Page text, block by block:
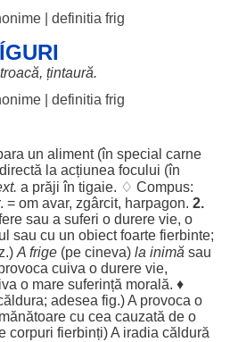
| definitia frig
, țintaură.
| definitia frig
un aliment(în special carne
directă la acțiunea focului (în
a prăji în tigaie. ♢ Compus:
. = om avar, zgârcit, harpagon. 2.
sau a suferi o durere vie, o
sau cu un obiect foarte fierbinte;
A frige(pe cineva) la inimă sau
cuiva o durere vie,
o mare suferință morală. ♦
; adesea fig.) A provoca o
cu cea cauzată de o
corpuri fierbinți) A iradia căldură